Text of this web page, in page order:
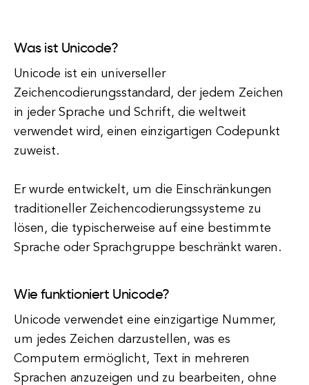
Was ist Unicode?
Unicode ist ein universeller
Zeichencodierungsstandard, der jedem Zeichen
in jeder Sprache und Schrift, die weltweit
verwendet wird, einen einzigartigen Codepunkt
zuweist.
Er wurde entwickelt, um die Einschränkungen
traditioneller Zeichencodierungssysteme zu
lösen, die typischerweise auf eine bestimmte
Sprache oder Sprachgruppe beschränkt waren.
Wie funktioniert Unicode?
Unicode verwendet eine einzigartige Nummer,
um jedes Zeichen darzustellen, was es
Computern ermöglicht, Text in mehreren
Sprachen anzuzeigen und zu bearbeiten, ohne